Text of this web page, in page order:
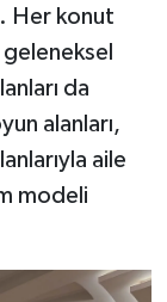
Her konut
da
alanları,
aile
modeli